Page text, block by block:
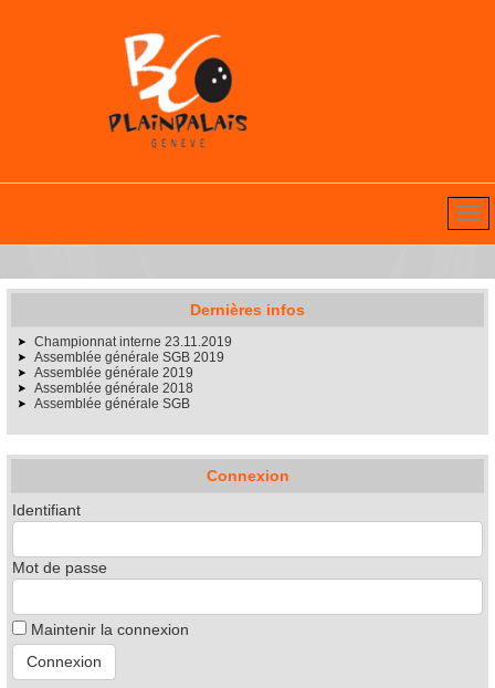
Dernières infos
Championnat interne 23.11.2019
Assemblée générale SGB 2019
Assemblée générale 2019
Assemblée générale 2018
Assemblée générale SGB
Connexion
Identifiant
Mot de passe
Maintenir la connexion